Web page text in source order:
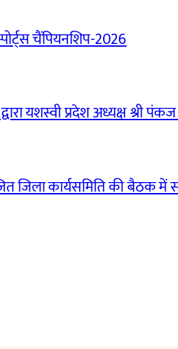
चैंपियनशिप-2026
यशस्वी प्रदेश अध्यक्ष श्री
जिला कार्यसमिति की बैठक में